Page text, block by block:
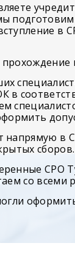
в
в
напрямую в
сборов.
СРО
со всеми